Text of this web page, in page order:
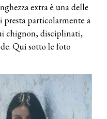
extra è una delle
presta particolarmente a
chignon, disciplinati,
Qui sotto le foto